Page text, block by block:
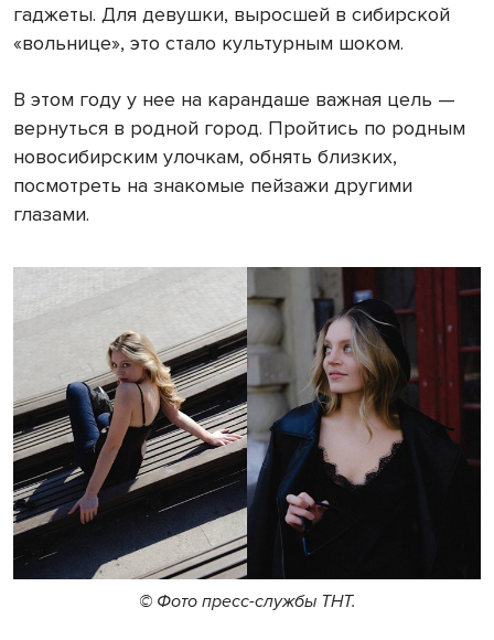
гаджеты. Для девушки, выросшей в сибирской
«вольнице», это стало культурным шоком.
В этом году у нее на карандаше важная цель —
вернуться в родной город. Пройтись по родным
новосибирским улочкам, обнять близких,
посмотреть на знакомые пейзажи другими
глазами.
© Фото пресс-службы ТНТ.